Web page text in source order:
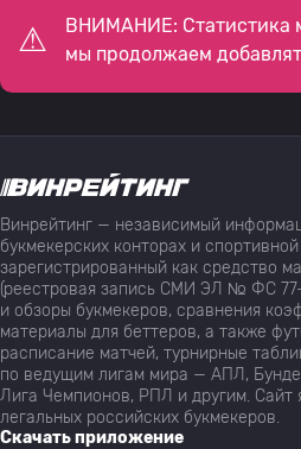
ВНИМАНИЕ: Статистика
мы продолжаем
Винрейтинг — независимый
букмекерских конторах и
зарегистрированный как средство
(реестровая запись СМИ ЭЛ № ФС
и обзоры букмекеров, сравнения
материалы для беттеров, а также
расписание матчей, турнирные
по ведущим лигам мира — АПЛ,
Лига Чемпионов, РПЛ и другим. Сайт
легальных российских букмекеров.
Скачать приложение